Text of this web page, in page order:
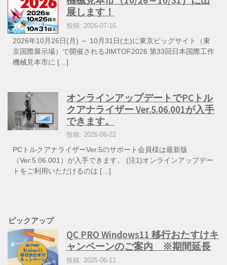
展します！
投稿: 2026-07-16
2026年10月26日(月) ～ 10月31日(土)に東京ビッグサイト（東
京国際展示場）で開催されるJIMTOF2026 第33回日本国際工作
機械見本市に […]
オンラインアップデートでPCトル
クアナライザー Ver.5.06.001が入手
できます。
投稿: 2026-06-22
PCトルクアナライザーVer.5のサポート会員様は最新版
（Ver.5.06.001）が入手できます。 (注1)オンラインアップデー
トをご利用いただけるのは […]
ピックアップ
QC PRO Windows11 移行おたすけキ
ャンペーンのご案内 ※期間延長
投稿: 2025-06-11